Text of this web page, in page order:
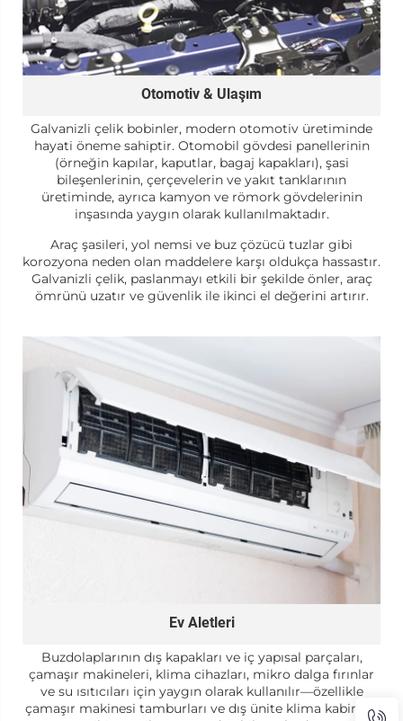
Otomotiv & Ulaşım
Galvanizli çelik bobinler, modern otomotiv üretiminde
hayati öneme sahiptir. Otomobil gövdesi panellerinin
(örneğin kapılar, kaputlar, bagaj kapakları), şasi
bileşenlerinin, çerçevelerin ve yakıt tanklarının
üretiminde, ayrıca kamyon ve römork gövdelerinin
inşasında yaygın olarak kullanılmaktadır.
Araç şasileri, yol nemsi ve buz çözücü tuzlar gibi
korozyona neden olan maddelere karşı oldukça hassastır.
Galvanizli çelik, paslanmayı etkili bir şekilde önler, araç
ömrünü uzatır ve güvenlik ile ikinci el değerini artırır.
Ev Aletleri
Buzdolaplarının dış kapakları ve iç yapısal parçaları,
çamaşır makineleri, klima cihazları, mikro dalga fırınlar
ve su ısıtıcıları için yaygın olarak kullanılır—özellikle
çamaşır makinesi tamburları ve dış ünite klima kabinleri